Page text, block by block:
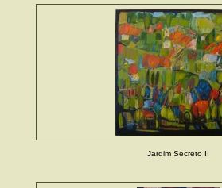
Jardim Secreto II